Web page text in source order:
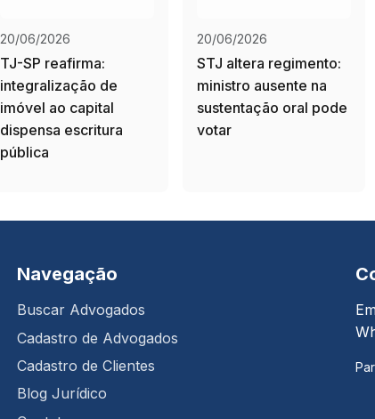
20/06/2026
TJ-SP reafirma:
integralização de
imóvel ao capital
dispensa escritura
pública
20/06/2026
STJ altera regimento:
ministro ausente na
sustentação oral pode
votar
Navegação
Buscar Advogados
Cadastro de Advogados
Cadastro de Clientes
Blog Jurídico